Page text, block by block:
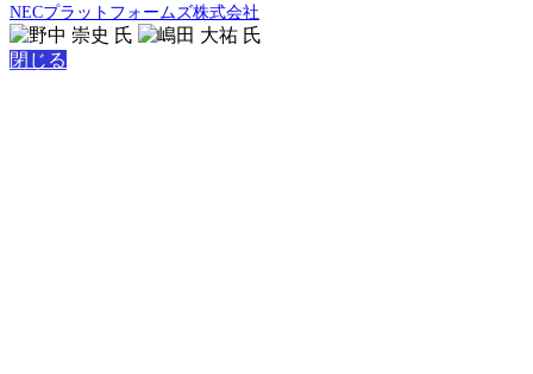
NECプラットフォームズ株式会社
閉じる